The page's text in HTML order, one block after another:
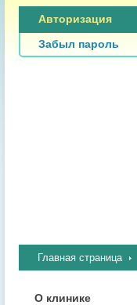
Авторизация
Забыл пароль
Главная страница
О клинике